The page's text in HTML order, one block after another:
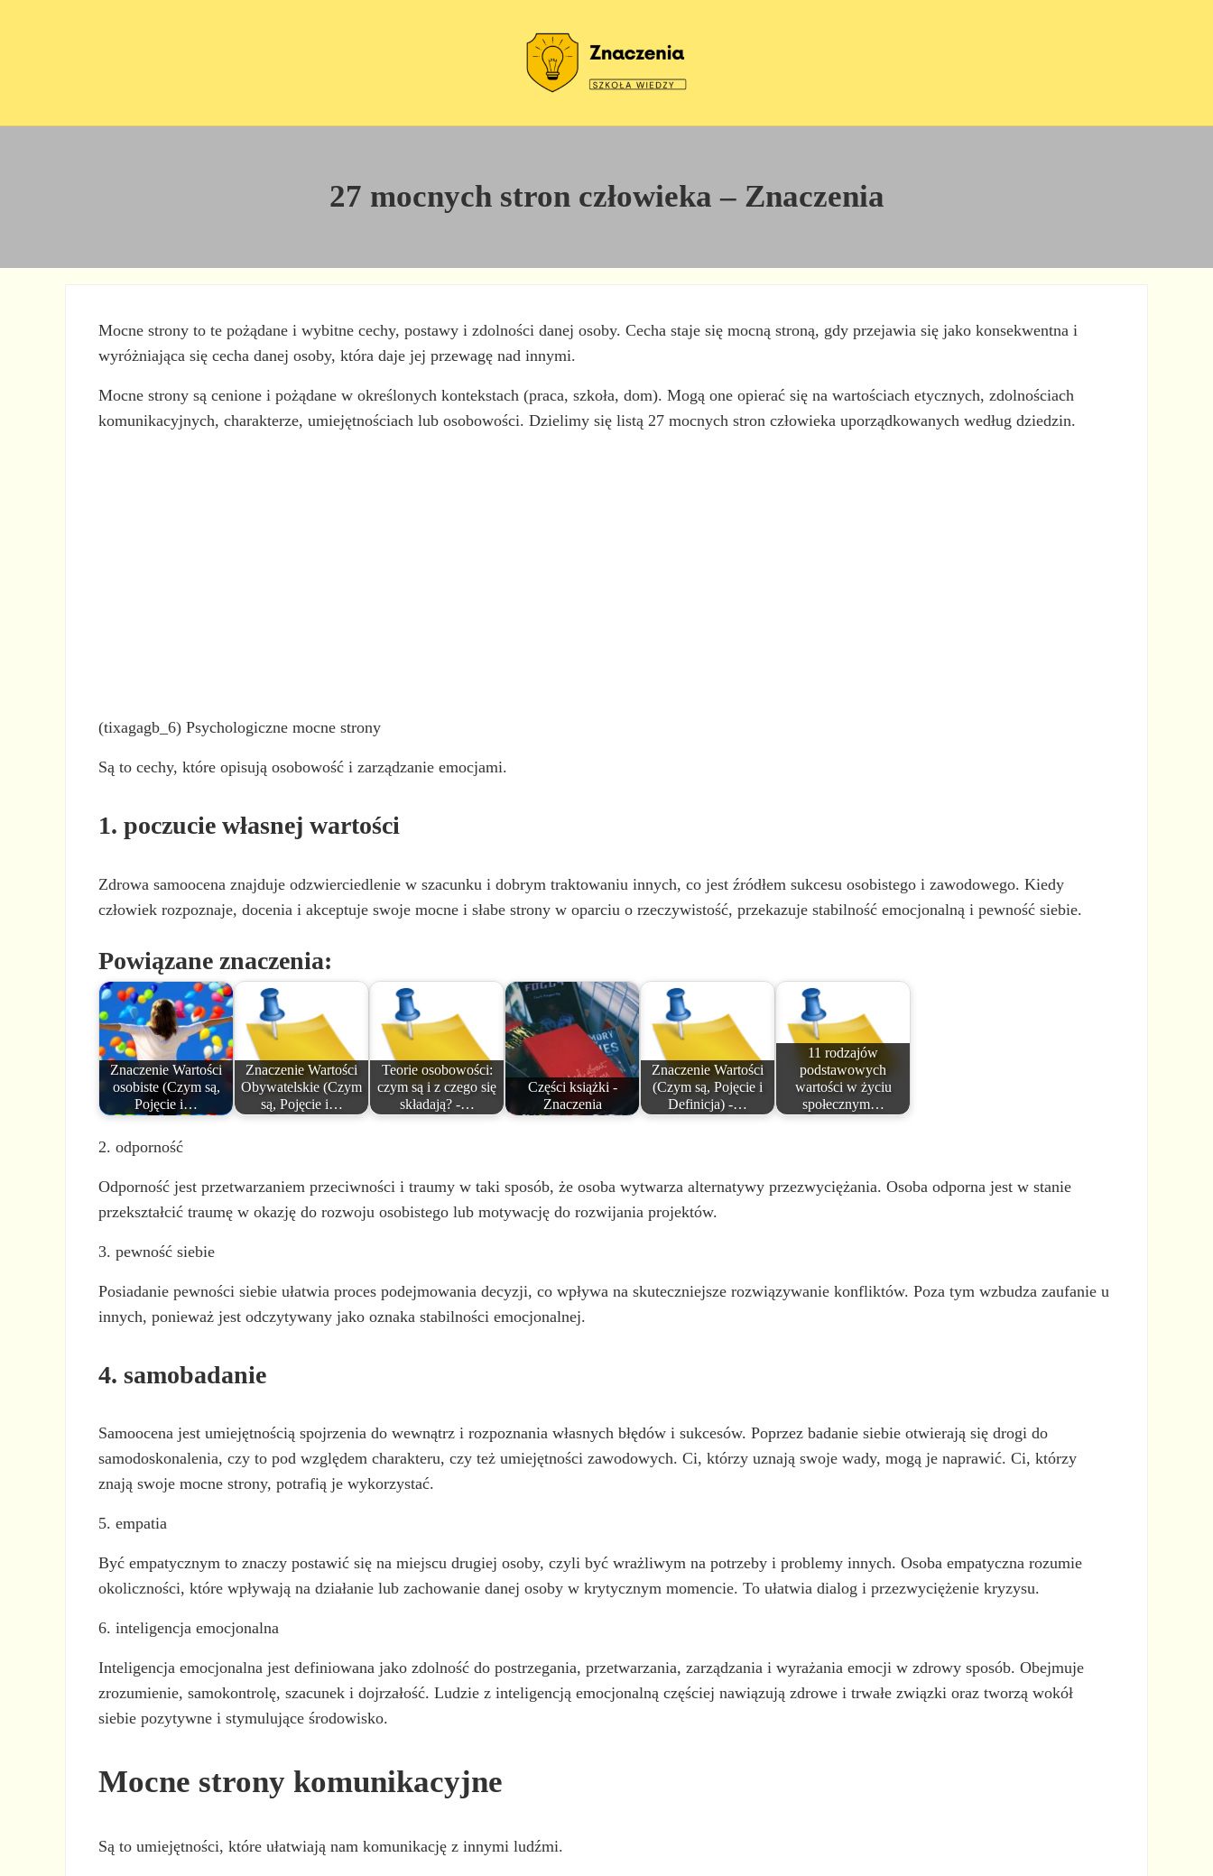
27 mocnych stron człowieka – Znaczenia
Mocne strony to te pożądane i wybitne cechy, postawy i zdolności danej osoby. Cecha staje się mocną stroną, gdy przejawia się jako konsekwentna i
wyróżniająca się cecha danej osoby, która daje jej przewagę nad innymi.
Mocne strony są cenione i pożądane w określonych kontekstach (praca, szkoła, dom). Mogą one opierać się na wartościach etycznych, zdolnościach
komunikacyjnych, charakterze, umiejętnościach lub osobowości. Dzielimy się listą 27 mocnych stron człowieka uporządkowanych według dziedzin.
(tixagagb_6) Psychologiczne mocne strony
Są to cechy, które opisują osobowość i zarządzanie emocjami.
1. poczucie własnej wartości
Zdrowa samoocena znajduje odzwierciedlenie w szacunku i dobrym traktowaniu innych, co jest źródłem sukcesu osobistego i zawodowego. Kiedy
człowiek rozpoznaje, docenia i akceptuje swoje mocne i słabe strony w oparciu o rzeczywistość, przekazuje stabilność emocjonalną i pewność siebie.
Powiązane znaczenia:
Znaczenie Wartości
osobiste (Czym są,
Pojęcie i…
Znaczenie Wartości
Obywatelskie (Czym
są, Pojęcie i…
Teorie osobowości:
czym są i z czego się
składają? -…
Części książki -
Znaczenia
Znaczenie Wartości
(Czym są, Pojęcie i
Definicja) -…
11 rodzajów
podstawowych
wartości w życiu
społecznym…
2. odporność
Odporność jest przetwarzaniem przeciwności i traumy w taki sposób, że osoba wytwarza alternatywy przezwyciężania. Osoba odporna jest w stanie
przekształcić traumę w okazję do rozwoju osobistego lub motywację do rozwijania projektów.
3. pewność siebie
Posiadanie pewności siebie ułatwia proces podejmowania decyzji, co wpływa na skuteczniejsze rozwiązywanie konfliktów. Poza tym wzbudza zaufanie u
innych, ponieważ jest odczytywany jako oznaka stabilności emocjonalnej.
4. samobadanie
Samoocena jest umiejętnością spojrzenia do wewnątrz i rozpoznania własnych błędów i sukcesów. Poprzez badanie siebie otwierają się drogi do
samodoskonalenia, czy to pod względem charakteru, czy też umiejętności zawodowych. Ci, którzy uznają swoje wady, mogą je naprawić. Ci, którzy
znają swoje mocne strony, potrafią je wykorzystać.
5. empatia
Być empatycznym to znaczy postawić się na miejscu drugiej osoby, czyli być wrażliwym na potrzeby i problemy innych. Osoba empatyczna rozumie
okoliczności, które wpływają na działanie lub zachowanie danej osoby w krytycznym momencie. To ułatwia dialog i przezwyciężenie kryzysu.
6. inteligencja emocjonalna
Inteligencja emocjonalna jest definiowana jako zdolność do postrzegania, przetwarzania, zarządzania i wyrażania emocji w zdrowy sposób. Obejmuje
zrozumienie, samokontrolę, szacunek i dojrzałość. Ludzie z inteligencją emocjonalną częściej nawiązują zdrowe i trwałe związki oraz tworzą wokół
siebie pozytywne i stymulujące środowisko.
Mocne strony komunikacyjne
Są to umiejętności, które ułatwiają nam komunikację z innymi ludźmi.